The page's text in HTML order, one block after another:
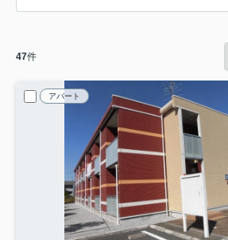
47件
アパート